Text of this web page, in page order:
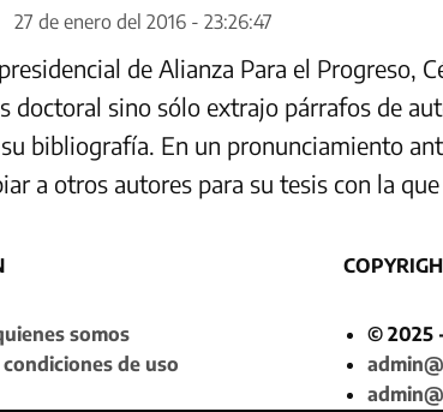
27 de enero del 2016 - 23:26:47
de Alianza Para el Progreso,
doctoral sino sólo extrajo párrafos de
bibliografía. En un pronunciamiento
a otros autores para su tesis con la
somos
de uso
© 2025